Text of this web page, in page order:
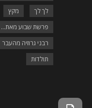
לך לך
מקץ
פרשת שבוע מאת...
רבני גרוזיה מהעבר
תולדות